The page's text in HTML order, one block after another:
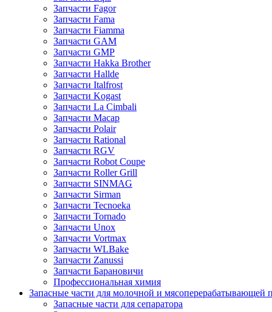
Запчасти Fagor
Запчасти Fama
Запчасти Fiamma
Запчасти GAM
Запчасти GMP
Запчасти Hakka Brother
Запчасти Hallde
Запчасти Italfrost
Запчасти Kogast
Запчасти La Cimbali
Запчасти Macap
Запчасти Polair
Запчасти Rational
Запчасти RGV
Запчасти Robot Coupe
Запчасти Roller Grill
Запчасти SINMAG
Запчасти Sirman
Запчасти Tecnoeka
Запчасти Tornado
Запчасти Unox
Запчасти Vortmax
Запчасти WLBake
Запчасти Zanussi
Запчасти Барановичи
Профессиональная химия
Запасные части для молочной и мясоперерабатывающей
Запасные части для сепаратора